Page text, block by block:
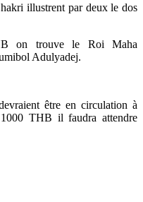
illustrent par deux le dos
on trouve le Roi Maha
Adulyadej.
être en circulation à
THB il faudra attendre